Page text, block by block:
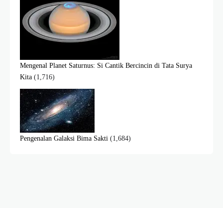
Mengenal Planet Saturnus: Si Cantik Bercincin di Tata Surya
Kita (1,716)
Pengenalan Galaksi Bima Sakti (1,684)